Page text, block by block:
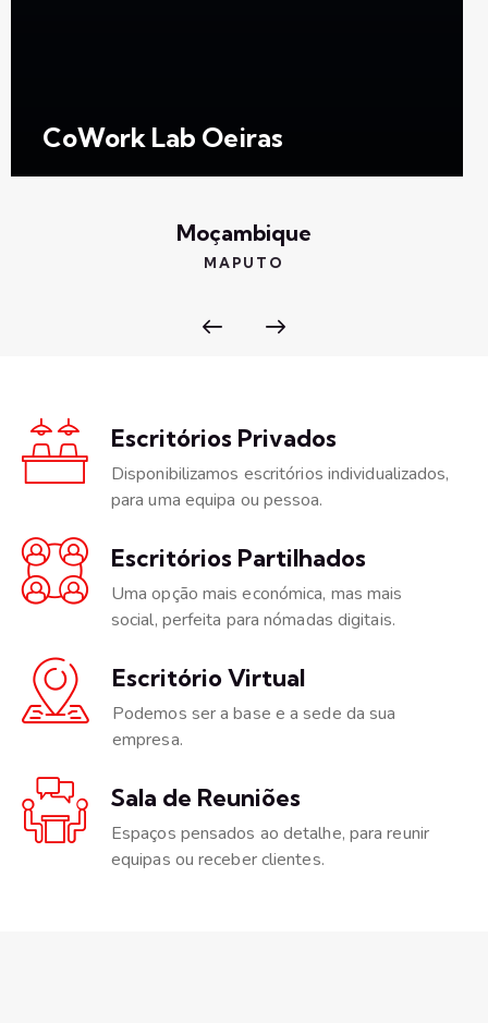
CoWork Lab Oeiras
Moçambique
MAPUTO
Escritórios Privados
Disponibilizamos escritórios individualizados,
para uma equipa ou pessoa.
Escritórios Partilhados
Uma opção mais económica, mas mais
social, perfeita para nómadas digitais.
Escritório Virtual
Podemos ser a base e a sede da sua
empresa.
Sala de Reuniões
Espaços pensados ao detalhe, para reunir
equipas ou receber clientes.